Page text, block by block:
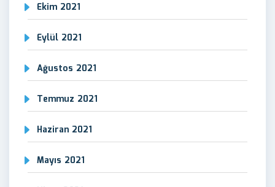
Ekim 2021
Eylül 2021
Ağustos 2021
Temmuz 2021
Haziran 2021
Mayıs 2021